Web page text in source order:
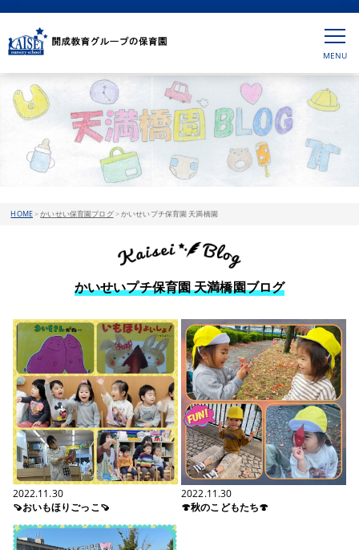
HOME>かいせい保育園ブログ>かいせいプチ保育園 天満橋園
かいせいプチ保育園 天満橋園ブログ
2022.11.30
🍠おいもほりごっこ🍠
2022.11.30
🍄秋のこどもたち🍄